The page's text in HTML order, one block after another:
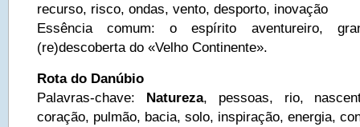
recurso, risco, ondas, vento, desporto, inovação
Essência comum: o espírito aventureiro,
(re)descoberta do «Velho Continente».
Rota do Danúbio
Palavras-chave: Natureza, pessoas, rio,
coração, pulmão, bacia, solo, inspiração, energia,